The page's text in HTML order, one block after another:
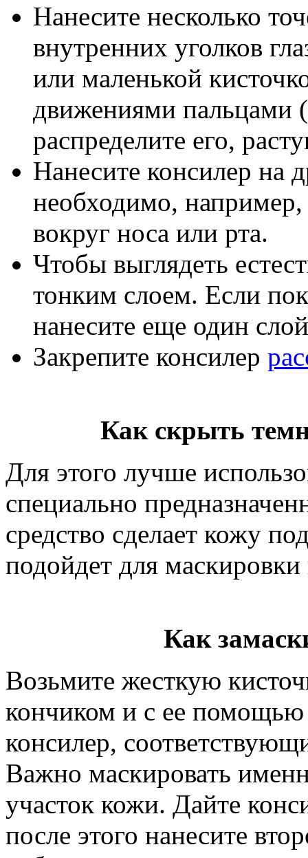
Нанесите несколько
внутренних уголков
или маленькой
движениями пальцами
распределите его,
Нанесите консилер на
необходимо,
вокруг носа или рта.
Чтобы выглядеть
тонким слоем. Если
нанесите еще один
Закрепите консилер
Как скрыть
Для этого лучше
специально
средство сделает кожу
подойдет для
Как
Возьмите жесткую
кончиком и с ее помощью
консилер,
Важно маскировать
участок кожи. Дайте
после этого нанесите